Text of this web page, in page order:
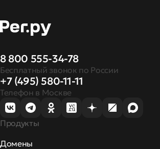
8 800 555-34-78
Бесплатный звонок по России
+7 (495) 580-11-11
Телефон в Москве
Продукты
Домены